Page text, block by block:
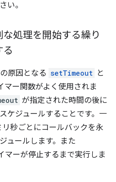
い。
処理を開始する繰り
原因となる setTimeout と
マー関数がよく使用されま
が指定された時間の後に
ケジュールすることです。一
秒ごとにコールバックを永
ュールします。また
マーが停止するまで実行しま